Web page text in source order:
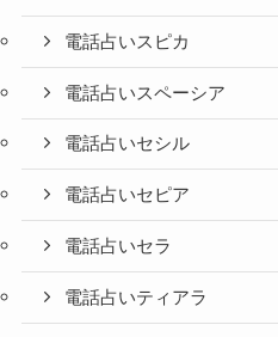
電話占いスピカ
電話占いスペーシア
電話占いセシル
電話占いセピア
電話占いセラ
電話占いティアラ